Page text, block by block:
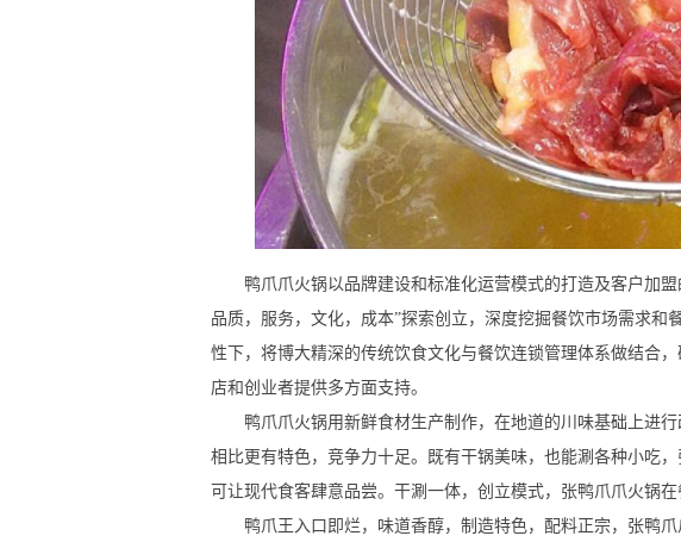
鸭爪爪火锅以品牌建设和标准化运营模式的打造及客户加盟
品质，服务，文化，成本”探索创立，深度挖掘餐饮市场需求和
性下，将博大精深的传统饮食文化与餐饮连锁管理体系做结合
店和创业者提供多方面支持。
鸭爪爪火锅用新鲜食材生产制作，在地道的川味基础上进行
相比更有特色，竞争力十足。既有干锅美味，也能涮各种小吃
可让现代食客肆意品尝。干涮一体，创立模式，张鸭爪爪火锅
鸭爪王入口即烂，味道香醇，制造特色，配料正宗，张鸭爪